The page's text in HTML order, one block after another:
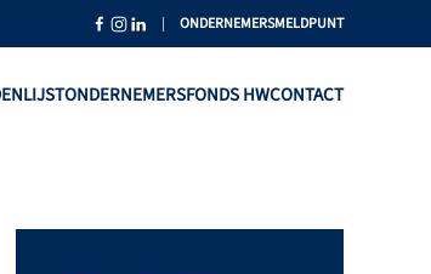
| ONDERNEMERSMELDPUNT
ONDERNEMERSFONDS HWCONTACT